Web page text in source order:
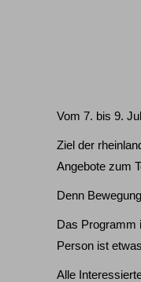
Vom 7. bis 9.
Ziel der
Angebote zum
Denn
Das Programm
Person ist
Alle